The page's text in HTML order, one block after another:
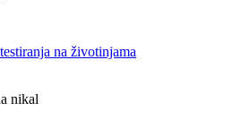
na životinjama
nikal